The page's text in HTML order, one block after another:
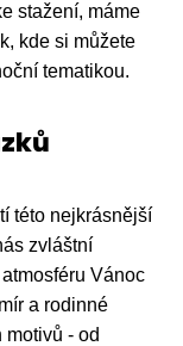
stažení, máme
kde si můžete
tematikou.
této nejkrásnější
zvláštní
Vánoc
a rodinné
motivů - od